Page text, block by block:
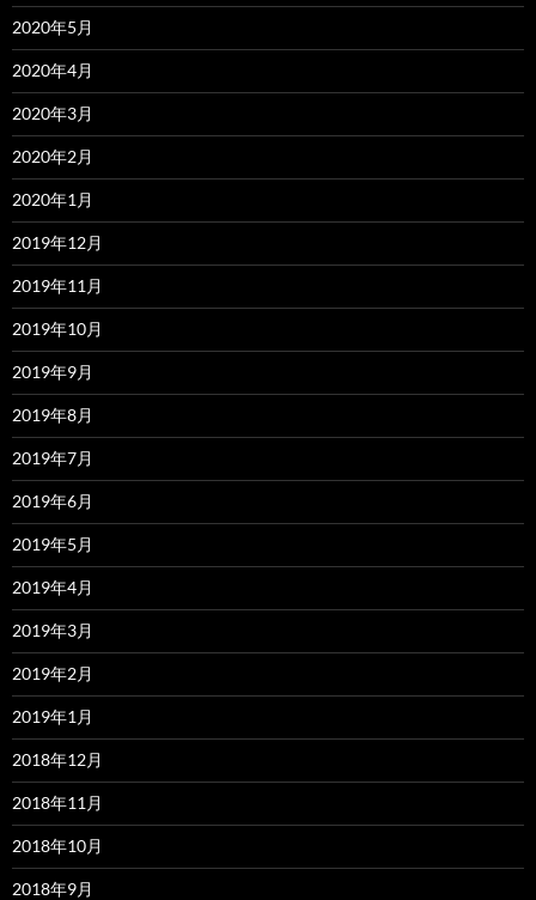
2020年5月
2020年4月
2020年3月
2020年2月
2020年1月
2019年12月
2019年11月
2019年10月
2019年9月
2019年8月
2019年7月
2019年6月
2019年5月
2019年4月
2019年3月
2019年2月
2019年1月
2018年12月
2018年11月
2018年10月
2018年9月